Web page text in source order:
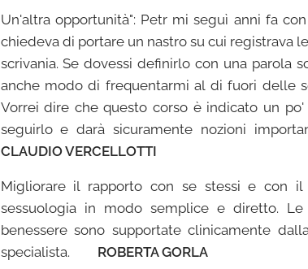
Un'altra opportunità": Petr mi seguì anni fa
chiedeva di portare un nastro su cui registrava
scrivania. Se dovessi definirlo con una parola
anche modo di frequentarmi al di fuori delle
Vorrei dire che questo corso è indicato un
seguirlo e darà sicuramente nozioni
CLAUDIO VERCELLOTTI
Migliorare il rapporto con se stessi e con
sessuologia in modo semplice e diretto.
benessere sono supportate clinicamente
specialista. ROBERTA GORLA